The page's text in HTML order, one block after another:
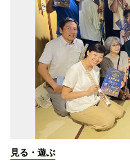
見る・遊ぶ